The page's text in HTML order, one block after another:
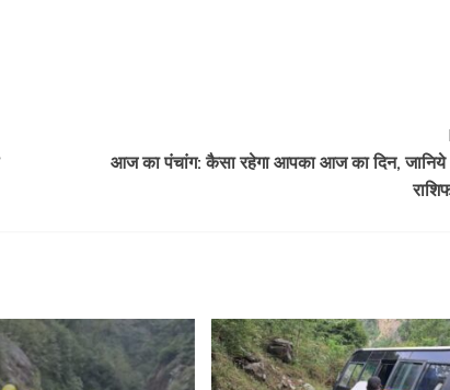
आज का पंचांग: कैसा रहेगा आपका आज का दिन, जानिये